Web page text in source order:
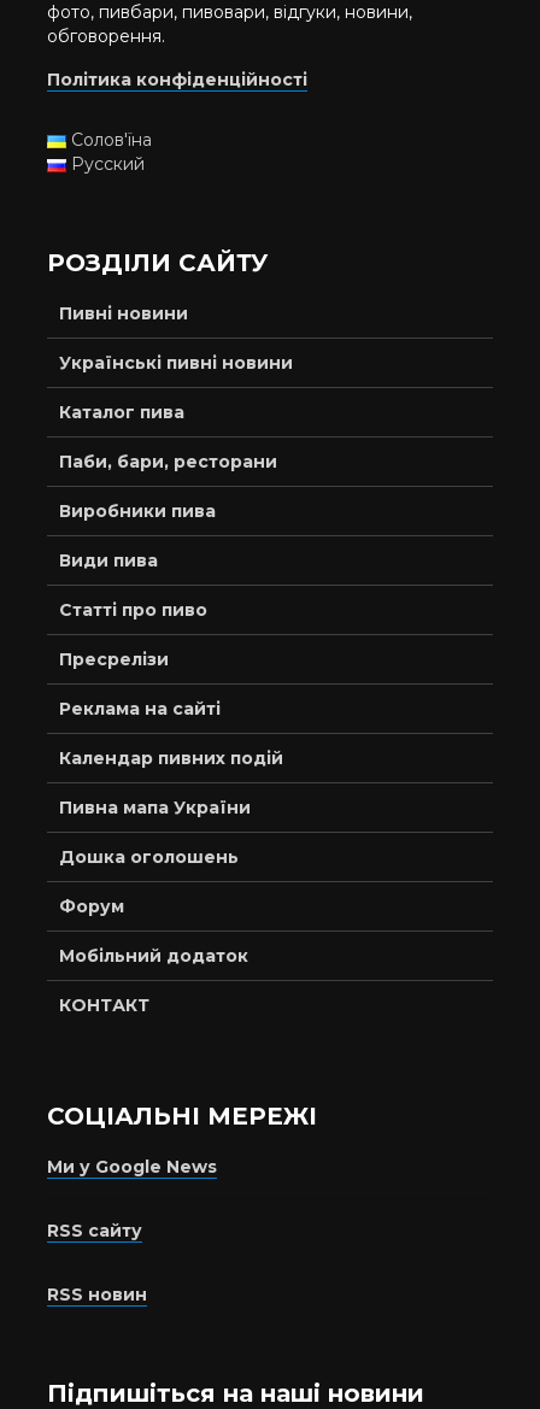
фото, пивбари, пивовари, відгуки, новини,
обговорення.
Політика конфіденційності
Солов'їна
Русский
РОЗДІЛИ САЙТУ
Пивні новини
Українські пивні новини
Каталог пива
Паби, бари, ресторани
Виробники пива
Види пива
Статті про пиво
Пресрелізи
Реклама на сайті
Календар пивних подій
Пивна мапа України
Дошка оголошень
Форум
Мобільний додаток
КОНТАКТ
СОЦІАЛЬНІ МЕРЕЖІ
Ми у Google News
RSS сайту
RSS новин
Підпишіться на наші новини